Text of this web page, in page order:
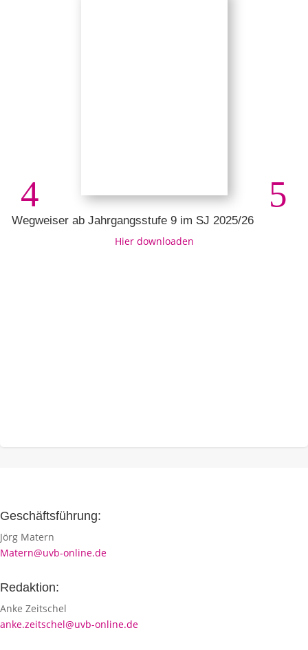
Wegweiser ab Jahrgangsstufe 9 im SJ 2025/26
Hier downloaden
Geschäftsführung:
Jörg Matern
Matern@uvb-online.de
Redaktion:
Anke Zeitschel
anke.zeitschel@uvb-online.de